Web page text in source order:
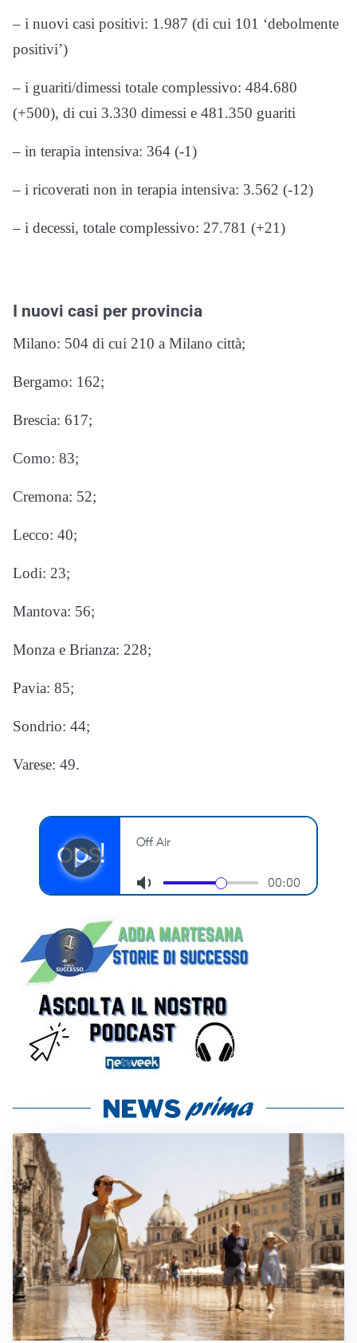
– i nuovi casi positivi: 1.987 (di cui 101 ‘debolmente
positivi’)
– i guariti/dimessi totale complessivo: 484.680
(+500), di cui 3.330 dimessi e 481.350 guariti
– in terapia intensiva: 364 (-1)
– i ricoverati non in terapia intensiva: 3.562 (-12)
– i decessi, totale complessivo: 27.781 (+21)
I nuovi casi per provincia
Milano: 504 di cui 210 a Milano città;
Bergamo: 162;
Brescia: 617;
Como: 83;
Cremona: 52;
Lecco: 40;
Lodi: 23;
Mantova: 56;
Monza e Brianza: 228;
Pavia: 85;
Sondrio: 44;
Varese: 49.